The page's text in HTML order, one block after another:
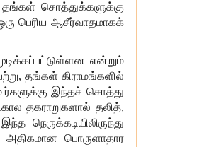
தங்கள் சொத்துக்களுக்கு
பெரிய ஆசீர்வாதமாகக்
என்றும்
,தங்கள் கிராமங்களில்
இந்தச் சொத்து
தகராறுகளால் தலித்,
இந்த
நெருக்கடியிலிருந்து
அதிகமான
பொருளாதார